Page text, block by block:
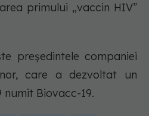
primului „vaccin HIV”
preşedintele companiei
care a dezvoltat un
numit Biovacc-19.